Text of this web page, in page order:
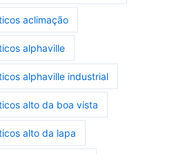
aclimação
alphaville
alphaville industrial
alto da boa vista
alto da lapa